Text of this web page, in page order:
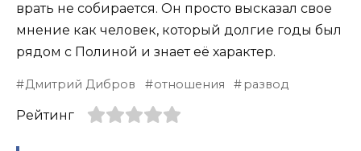
врать не собирается. Он просто высказал свое
мнение как человек, который долгие годы был
рядом с Полиной и знает её характер.
Дмитрий Дибров отношения развод
Рейтинг